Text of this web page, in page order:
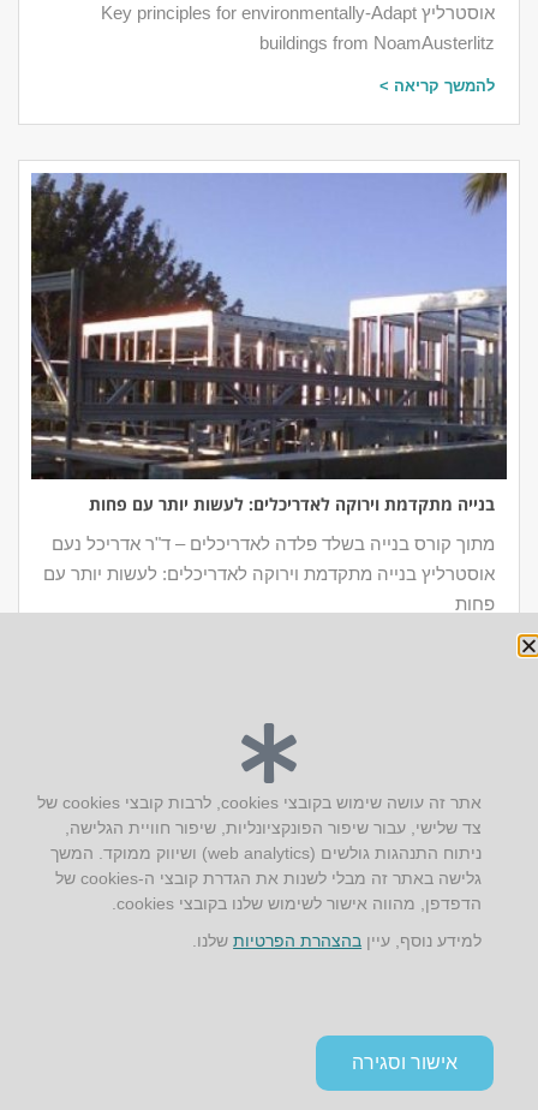
אוסטרליץ Key principles for environmentally-Adapt
buildings from NoamAusterlitz
להמשך קריאה >
בנייה מתקדמת וירוקה לאדריכלים: לעשות יותר עם פחות
מתוך קורס בנייה בשלד פלדה לאדריכלים – ד"ר אדריכל נעם
אוסטרליץ בנייה מתקדמת וירוקה לאדריכלים: לעשות יותר עם
פחות
הצהרת נגישות
תקנון אתר ומדיניות פרטיות
אתר זה עושה שימוש בקובצי cookies, לרבות קובצי cookies של
צד שלישי, עבור שיפור הפונקציונליות, שיפור חוויית הגלישה,
ניתוח התנהגות גולשים (web analytics) ושיווק ממוקד. המשך
גלישה באתר זה מבלי לשנות את הגדרת קובצי ה-cookies של
הדפדפן, מהווה אישור לשימוש שלנו בקובצי cookies.
למידע נוסף, עיין בהצהרת הפרטיותשלנו.
אישור וסגירה